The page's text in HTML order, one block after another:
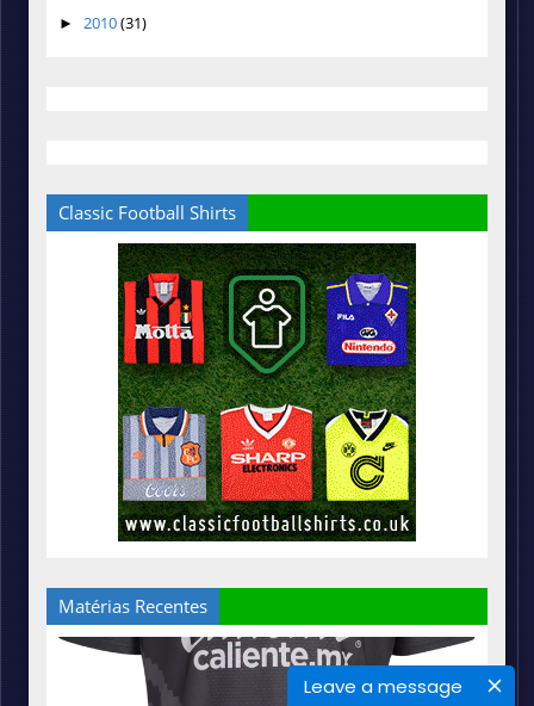
Leave a message
► 2010(31)
Classic Football Shirts
Matérias Recentes